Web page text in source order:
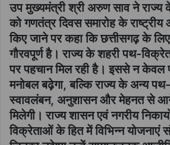
उप मुख्यमंत्री श्री अरुण साव ने
को गणतंत्र दिवस समारोह के
किए जाने पर कहा कि छत्तीसगढ़ के
गौरवपूर्ण है। राज्य के शहरी पथ-
पर पहचान मिल रही है। इससे न
मनोबल बढ़ेगा, बल्कि राज्य के अन्य
स्वावलंबन, अनुशासन और मेहनत से
मिलेगी। राज्य शासन एवं नगरीय
विक्रेताओं के हित में विभिन्न योजनाएं